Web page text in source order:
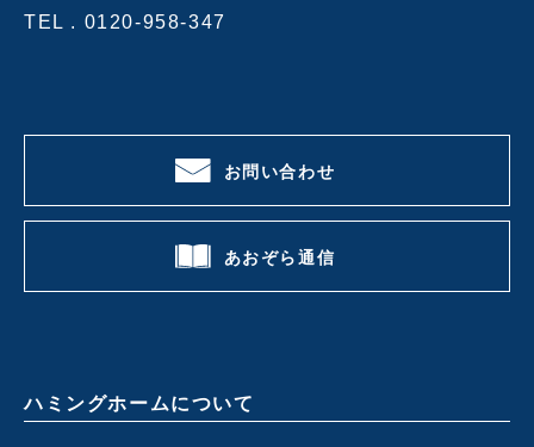
TEL . 0120-958-347
お問い合わせ
あおぞら通信
ハミングホームについて